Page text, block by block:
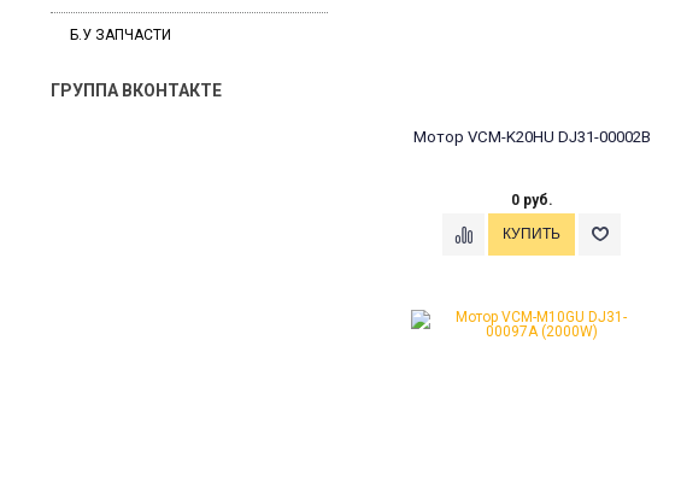
Б.У ЗАПЧАСТИ
ГРУППА ВКОНТАКТЕ
Мотор VCM-K20HU DJ31-00002B
0 руб.